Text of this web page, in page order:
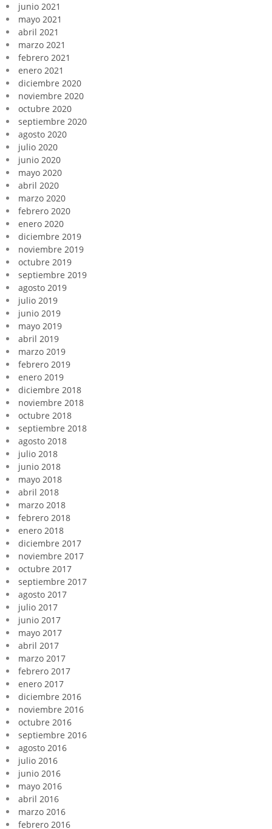
junio 2021
mayo 2021
abril 2021
marzo 2021
febrero 2021
enero 2021
diciembre 2020
noviembre 2020
octubre 2020
septiembre 2020
agosto 2020
julio 2020
junio 2020
mayo 2020
abril 2020
marzo 2020
febrero 2020
enero 2020
diciembre 2019
noviembre 2019
octubre 2019
septiembre 2019
agosto 2019
julio 2019
junio 2019
mayo 2019
abril 2019
marzo 2019
febrero 2019
enero 2019
diciembre 2018
noviembre 2018
octubre 2018
septiembre 2018
agosto 2018
julio 2018
junio 2018
mayo 2018
abril 2018
marzo 2018
febrero 2018
enero 2018
diciembre 2017
noviembre 2017
octubre 2017
septiembre 2017
agosto 2017
julio 2017
junio 2017
mayo 2017
abril 2017
marzo 2017
febrero 2017
enero 2017
diciembre 2016
noviembre 2016
octubre 2016
septiembre 2016
agosto 2016
julio 2016
junio 2016
mayo 2016
abril 2016
marzo 2016
febrero 2016